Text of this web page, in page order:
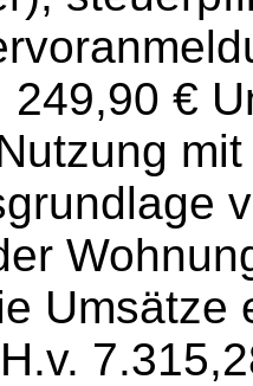
249,90 €
Umsätze